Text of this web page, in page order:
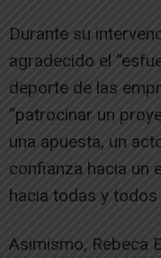
Durante su
agradecido el
deporte de las
“patrocinar un
una apuesta, un
confianza hacia un
hacia todas y todos
Asimismo, Rebeca